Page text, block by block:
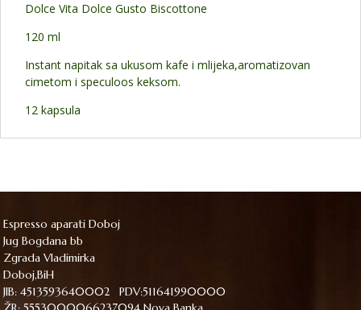
Dolce Vita Dolce Gusto Biscottone
120 ml
Instant napitak sa ukusom kafe i mlijeka,aromatizovan
cimetom i speculoos keksom.
12 kapsula
Espresso aparati Doboj
Jug Bogdana bb
Zgrada Vladimirka
Doboj,BiH
JIB: 4513593640002 PDV:511641990000